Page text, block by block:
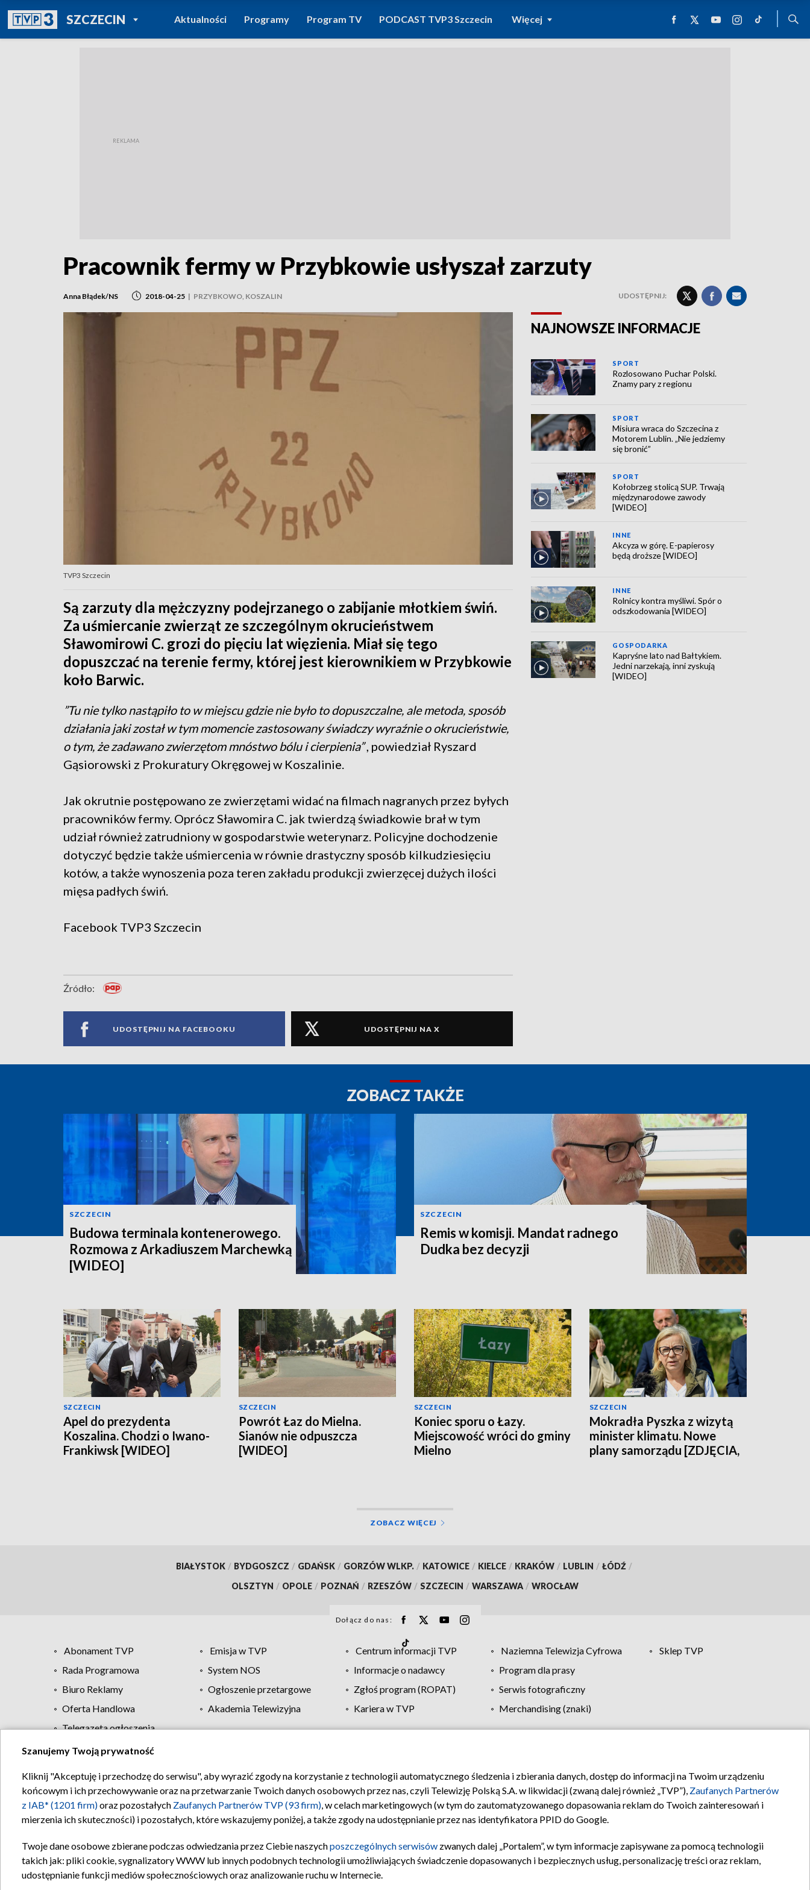
SZCZECINPOWRÓT DO
TVP REGIONY
Aktualności Programy Program TV PODCAST TVP3 Szczecin Więcej
Pracownik fermy w Przybkowie usłyszał zarzuty
Anna Błądek/NS 2018-04-25 | PRZYBKOWO, KOSZALIN UDOSTĘPNIJ:
TVP3 Szczecin
Są zarzuty dla mężczyzny podejrzanego o zabijanie młotkiem świń.
Za uśmiercanie zwierząt ze szczególnym okrucieństwem
Sławomirowi C. grozi do pięciu lat więzienia. Miał się tego
dopuszczać na terenie fermy, której jest kierownikiem w Przybkowie
koło Barwic.
”Tu nie tylko nastąpiło to w miejscu gdzie nie było to dopuszczalne, ale metoda, sposób
działania jaki został w tym momencie zastosowany świadczy wyraźnie o okrucieństwie,
o tym, że zadawano zwierzętom mnóstwo bólu i cierpienia”, powiedział Ryszard
Gąsiorowski z Prokuratury Okręgowej w Koszalinie.
Jak okrutnie postępowano ze zwierzętami widać na filmach nagranych przez byłych
pracowników fermy. Oprócz Sławomira C. jak twierdzą świadkowie brał w tym
udział również zatrudniony w gospodarstwie weterynarz. Policyjne dochodzenie
dotyczyć będzie także uśmiercenia w równie drastyczny sposób kilkudziesięciu
kotów, a także wynoszenia poza teren zakładu produkcji zwierzęcej dużych ilości
mięsa padłych świń.
Facebook TVP3 Szczecin
Źródło:
UDOSTĘPNIJ NA FACEBOOKU UDOSTĘPNIJ NA X
NAJNOWSZE INFORMACJE
SPORT
Rozlosowano Puchar Polski.
Znamy pary z regionu
SPORT
Misiura wraca do Szczecina z
Motorem Lublin. „Nie jedziemy
się bronić”
SPORT
Kołobrzeg stolicą SUP. Trwają
międzynarodowe zawody
[WIDEO]
INNE
Akcyza w górę. E-papierosy
będą droższe [WIDEO]
INNE
Rolnicy kontra myśliwi. Spór o
odszkodowania [WIDEO]
GOSPODARKA
Kapryśne lato nad Bałtykiem.
Jedni narzekają, inni zyskują
[WIDEO]
ZOBACZ TAKŻE
SZCZECIN
Budowa terminala kontenerowego.
Rozmowa z Arkadiuszem Marchewką
[WIDEO]
SZCZECIN
Remis w komisji. Mandat radnego
Dudka bez decyzji
SZCZECIN
Apel do prezydenta
Koszalina. Chodzi o Iwano-
Frankiwsk [WIDEO]
SZCZECIN
Powrót Łaz do Mielna.
Sianów nie odpuszcza
[WIDEO]
SZCZECIN
Koniec sporu o Łazy.
Miejscowość wróci do gminy
Mielno
SZCZECIN
Mokradła Pyszka z wizytą
minister klimatu. Nowe
plany samorządu [ZDJĘCIA,
ZOBACZ WIĘCEJ
BIAŁYSTOK / BYDGOSZCZ / GDAŃSK / GORZÓW WLKP. / KATOWICE / KIELCE / KRAKÓW / LUBLIN / ŁÓDŹ /
OLSZTYN / OPOLE / POZNAŃ / RZESZÓW / SZCZECIN / WARSZAWA / WROCŁAW
Dołącz do nas:
Abonament TVP Emisja w TVP Centrum informacji TVP Naziemna Telewizja Cyfrowa
Sklep TVP
Rada Programowa
System NOS Informacje o nadawcy
Program dla prasy
Biuro Reklamy
Ogłoszenie przetargowe Zgłoś program (ROPAT)
Serwis fotograficzny
Oferta Handlowa
Akademia Telewizyjna Kariera w TVP
Merchandising (znaki)
Telegazeta ogłoszenia
Regulamin TVP Polityka prywatności Moje zgody Pomoc Biuro reklamy Kontakt
Szanujemy Twoją prywatność
Kliknij "Akceptuję i przechodzę do serwisu", aby wyrazić zgody na korzystanie z technologii automatycznego śledzenia i zbierania danych, dostęp do informacji na Twoim urządzeniu
końcowym i ich przechowywanie oraz na przetwarzanie Twoich danych osobowych przez nas, czyli Telewizję Polską S.A. w likwidacji (zwaną dalej również „TVP”), Zaufanych Partnerów
z IAB* (1201 firm)oraz pozostałych Zaufanych Partnerów TVP (93 firm), w celach marketingowych (w tym do zautomatyzowanego dopasowania reklam do Twoich zainteresowań i
mierzenia ich skuteczności) i pozostałych, które wskazujemy poniżej, a także zgody na udostępnianie przez nas identyfikatora PPID do Google.
Twoje dane osobowe zbierane podczas odwiedzania przez Ciebie naszychposzczególnych serwisów zwanych dalej „Portalem”, w tym informacje zapisywane za pomocą technologii
takich jak: pliki cookie, sygnalizatory WWW lub innych podobnych technologii umożliwiających świadczenie dopasowanych i bezpiecznych usług, personalizację treści oraz reklam,
udostępnianie funkcji mediów społecznościowych oraz analizowanie ruchu w Internecie.